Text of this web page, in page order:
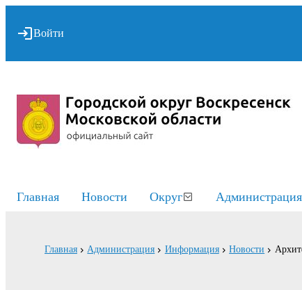
Войти
Главная Новости Округ Администрация
Главная Администрация Информация Новости